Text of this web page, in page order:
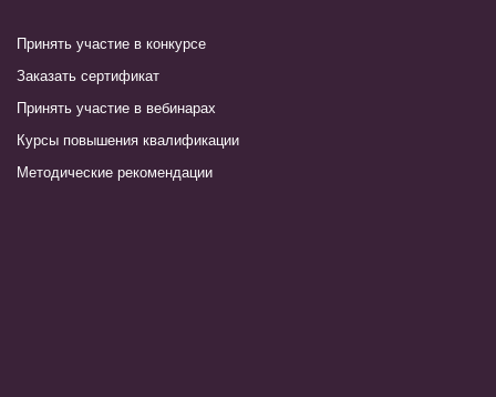
Принять участие в конкурсе
Заказать сертификат
Принять участие в вебинарах
Курсы повышения квалификации
Методические рекомендации